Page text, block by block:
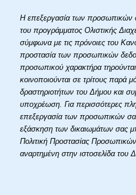
Η επεξεργασία των προσωπικών
του προγράμματος Ολιστικής
σύμφωνα με τις πρόνοιες του
προστασία των προσωπικών
προσωπικού χαρακτήρα
κοινοποιούνται σε τρίτους παρά
δραστηριοτήτων του Δήμου και
υποχρέωση. Για περισσότερες
επεξεργασία των προσωπικών
εξάσκηση των δικαιωμάτων σας
Πολιτική Προστασίας
αναρτημένη στην ιστοσελίδα του